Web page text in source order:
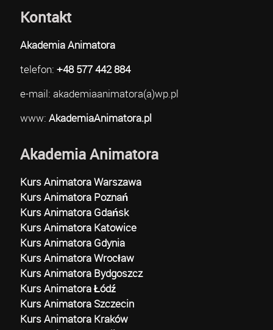
Kontakt
Akademia Animatora
telefon: +48 577 442 884
e-mail: akademiaanimatora(a)wp.pl
www: AkademiaAnimatora.pl
Akademia Animatora
Kurs Animatora Warszawa
Kurs Animatora Poznań
Kurs Animatora Gdańsk
Kurs Animatora Katowice
Kurs Animatora Gdynia
Kurs Animatora Wrocław
Kurs Animatora Bydgoszcz
Kurs Animatora Łódź
Kurs Animatora Szczecin
Kurs Animatora Kraków